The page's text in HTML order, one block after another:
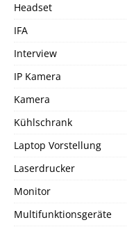
Headset
IFA
Interview
IP Kamera
Kamera
Kühlschrank
Laptop Vorstellung
Laserdrucker
Monitor
Multifunktionsgeräte